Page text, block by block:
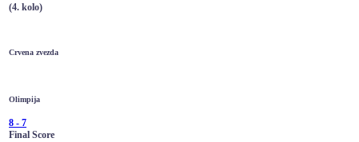
(4. kolo)
Crvena zvezda
Olimpija
8 - 7
Final Score